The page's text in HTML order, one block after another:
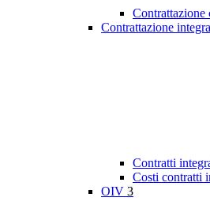
Contrattazione
Contrattazione
Contratti
Costi contratti
OIV 3